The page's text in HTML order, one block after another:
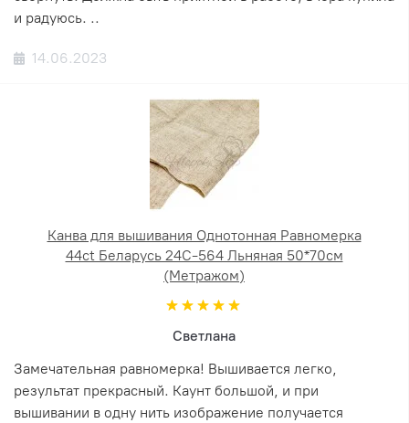
и радуюсь. ..
14.06.2023
Канва для вышивания Однотонная Равномерка
44ct Беларусь 24С-564 Льняная 50*70см
(Метражом)
Светлана
Замечательная равномерка! Вышивается легко,
результат прекрасный. Каунт большой, и при
вышивании в одну нить изображение получается